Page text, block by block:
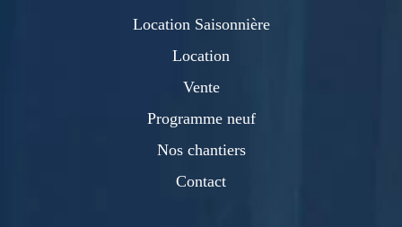
Location Saisonnière
Location
Vente
Programme neuf
Nos chantiers
Contact